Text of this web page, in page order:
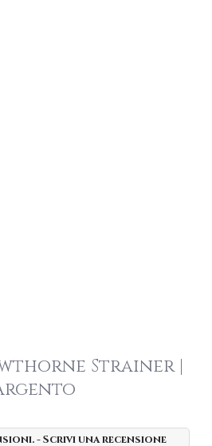
Strainer |
-Scrivi una recensione